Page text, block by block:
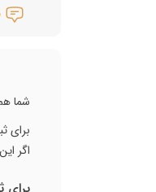
شما
برای
اگر